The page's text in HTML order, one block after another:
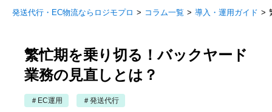
発送代行・EC物流ならロジモプロ コラム一覧 導入・運用ガイド
繁忙期を乗り切る！バックヤード
業務の見直しとは？
＃EC運用 ＃発送代行